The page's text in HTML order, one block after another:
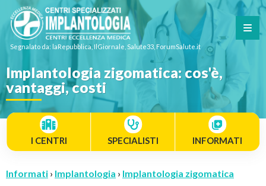
Segnalato da: laRepubblica, IlGiornale, Salute33, ForumSalute.it
Implantologia zigomatica: cos'è,
vantaggi, costi
I CENTRI SPECIALISTI INFORMATI
Informati › Implantologia › Implantologia zigomatica